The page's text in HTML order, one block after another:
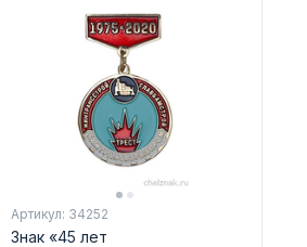
Артикул: 34252
Знак «45 лет